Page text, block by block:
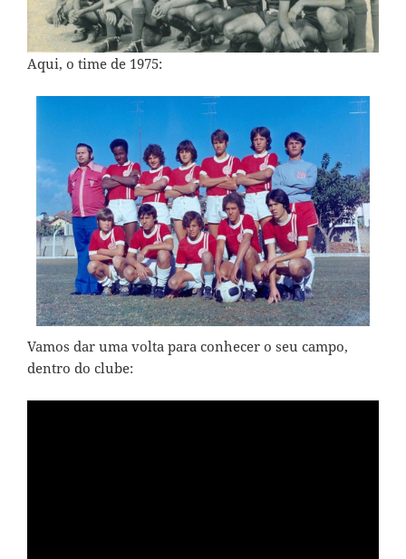
Aqui, o time de 1975:
Vamos dar uma volta para conhecer o seu campo,
dentro do clube: